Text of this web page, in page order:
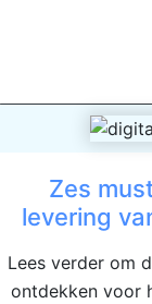
Zes
levering
Lees verder om
ontdekken voor